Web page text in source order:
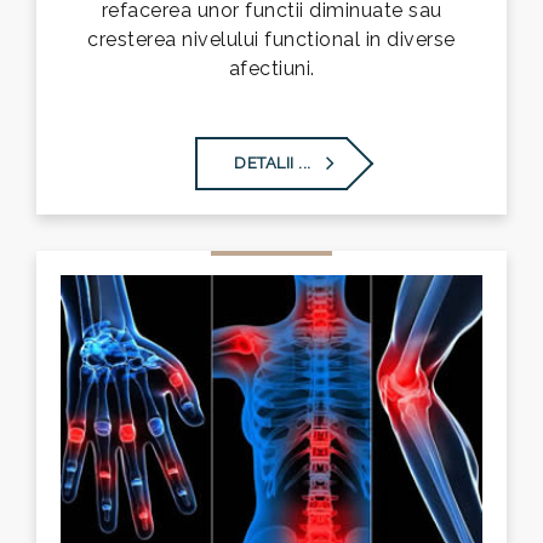
refacerea unor functii diminuate sau
cresterea nivelului functional in diverse
afectiuni.
DETALII ...